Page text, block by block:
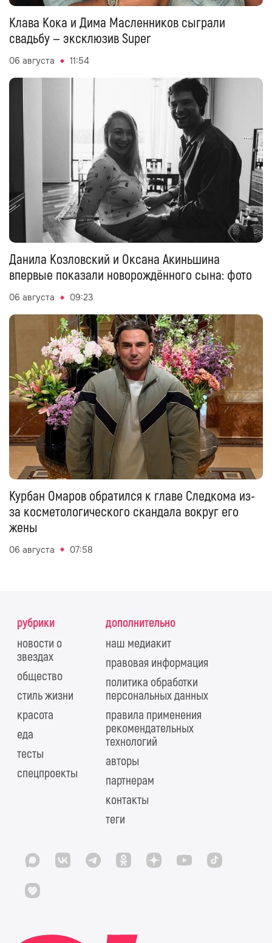
Клава Кока и Дима Масленников сыграли
свадьбу — эксклюзив Super
06 августа 11:54
Данила Козловский и Оксана Акиньшина
впервые показали новорождённого сына: фото
06 августа 09:23
Курбан Омаров обратился к главе Следкома из-
за косметологического скандала вокруг его
жены
06 августа 07:58
рубрики
новости о
звездах
общество
стиль жизни
красота
еда
тесты
спецпроекты
дополнительно
наш медиакит
правовая информация
политика обработки
персональных данных
правила применения
рекомендательных
технологий
авторы
партнерам
контакты
теги